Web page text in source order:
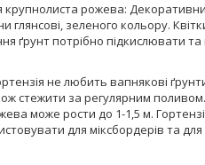
крупнолиста рожева:
зеленого кольору.
ґрунт потрібно підкислювати
не любить вапнякові
стежити за регулярним
може рости до 1-1,5 м.
для міксбордерів та